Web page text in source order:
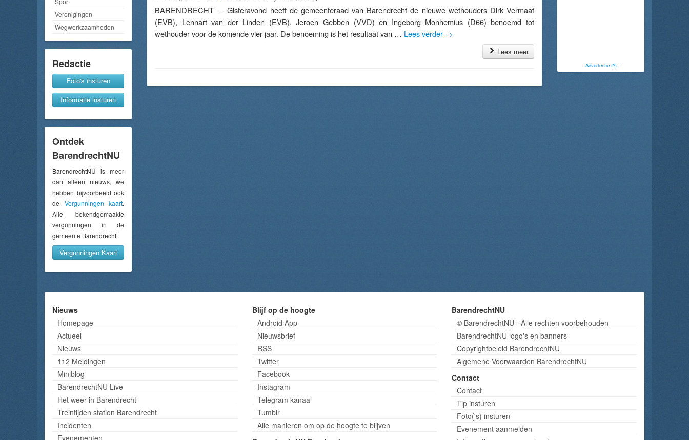
Verenigingen
Wegwerkzaamheden
Redactie
Foto's insturen
Informatie insturen
Ontdek
BarendrechtNU
BarendrechtNU is meer
dan alleen nieuws, we
hebben bijvoorbeeld ook
de Vergunningen kaart.
Alle bekendgemaakte
vergunningen in de
gemeente Barendrecht
Vergunningen Kaart
BARENDRECHT – Gisteravond heeft de gemeenteraad van Barendrecht de nieuwe wethouders Dirk Vermaat
(EVB), Lennart van der Linden (EVB), Jeroen Gebben (VVD) en Ingeborg Monhemius (D66) benoemd tot
wethouder voor de komende vier jaar. De benoeming is het resultaat van … Lees verder →
Lees meer
- Advertentie (?)-
Nieuws
Homepage
Actueel
Nieuws
112 Meldingen
Miniblog
BarendrechtNU Live
Het weer in Barendrecht
Treintijden station Barendrecht
Incidenten
Blijf op de hoogte
Android App
Nieuwsbrief
RSS
Twitter
Facebook
Instagram
Telegram kanaal
Tumblr
Alle manieren om op de hoogte te blijven
BarendrechtNU
© BarendrechtNU - Alle rechten voorbehouden
BarendrechtNU logo's en banners
Copyrightbeleid BarendrechtNU
Algemene Voorwaarden BarendrechtNU
Contact
Contact
Tip insturen
Foto('s) insturen
Evenement aanmelden